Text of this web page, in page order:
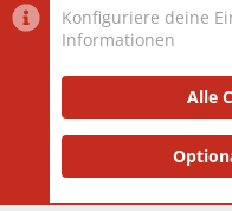
Community platform by
and add-ons by ThemeHouse
Konfiguriere deine
Informationen
Alle